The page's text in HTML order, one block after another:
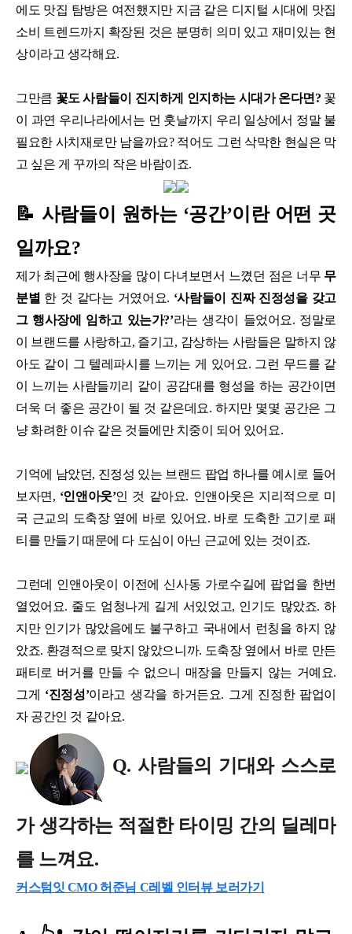
에도 맛집 탐방은 여전했지만 지금 같은 디지털 시대에 맛집
소비 트렌드까지 확장된 것은 분명히 의미 있고 재미있는 현
상이라고 생각해요.
그만큼 꽃도 사람들이 진지하게 인지하는 시대가 온다면? 꽃
이 과연 우리나라에서는 먼 훗날까지 우리 일상에서 정말 불
필요한 사치재로만 남을까요? 적어도 그런 삭막한 현실은 막
고 싶은 게 꾸까의 작은 바람이죠.
📝 사람들이 원하는 ‘공간’이란 어떤 곳
일까요?
제가 최근에 행사장을 많이 다녀보면서 느꼈던 점은 너무 무
분별 한 것 같다는 거였어요. ‘사람들이 진짜 진정성을 갖고
그 행사장에 임하고 있는가?’라는 생각이 들었어요. 정말로
이 브랜드를 사랑하고, 즐기고, 감상하는 사람들은 말하지 않
아도 같이 그 텔레파시를 느끼는 게 있어요. 그런 무드를 같
이 느끼는 사람들끼리 같이 공감대를 형성을 하는 공간이면
더욱 더 좋은 공간이 될 것 같은데요. 하지만 몇몇 공간은 그
냥 화려한 이슈 같은 것들에만 치중이 되어 있어요.
기억에 남았던, 진정성 있는 브랜드 팝업 하나를 예시로 들어
보자면, ‘인앤아웃’인 것 같아요. 인앤아웃은 지리적으로 미
국 근교의 도축장 옆에 바로 있어요. 바로 도축한 고기로 패
티를 만들기 때문에 다 도심이 아닌 근교에 있는 것이죠.
그런데 인앤아웃이 이전에 신사동 가로수길에 팝업을 한번
열었어요. 줄도 엄청나게 길게 서있었고, 인기도 많았죠. 하
지만 인기가 많았음에도 불구하고 국내에서 런칭을 하지 않
았죠. 환경적으로 맞지 않았으니까. 도축장 옆에서 바로 만든
패티로 버거를 만들 수 없으니 매장을 만들지 않는 거예요.
그게 ‘진정성’이라고 생각을 하거든요. 그게 진정한 팝업이
자 공간인 것 같아요.
Q. 사람들의 기대와 스스로
가 생각하는 적절한 타이밍 간의 딜레마
를 느껴요.
커스텀잇 CMO 허준님 C레벨 인터뷰 보러가기